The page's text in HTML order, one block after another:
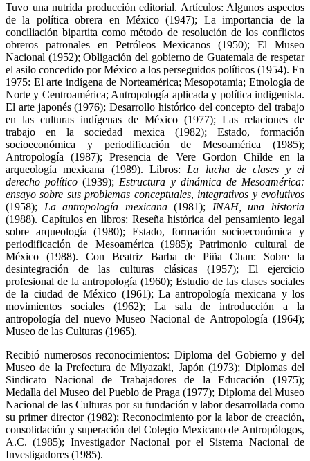
Tuvo una nutrida producción editorial. Artículos: Algunos aspectos
de la política obrera en México (1947); La importancia de la
conciliación bipartita como método de resolución de los conflictos
obreros patronales en Petróleos Mexicanos (1950); El Museo
Nacional (1952); Obligación del gobierno de Guatemala de respetar
el asilo concedido por México a los perseguidos políticos (1954). En
1975: El arte indígena de Norteamérica; Mesopotamia; Etnología de
Norte y Centroamérica; Antropología aplicada y política indigenista.
El arte japonés (1976); Desarrollo histórico del concepto del trabajo
en las culturas indígenas de México (1977); Las relaciones de
trabajo en la sociedad mexica (1982); Estado, formación
socioeconómica y periodificación de Mesoamérica (1985);
Antropología (1987); Presencia de Vere Gordon Childe en la
arqueología mexicana (1989). Libros:
La lucha de clases y el
derecho político (1939); Estructura y dinámica de Mesoamérica:
ensayo sobre sus problemas conceptuales, integrativos y evolutivos
(1958); La antropología mexicana(1981); INAH, una historia
(1988). Capítulos en libros: Reseña histórica del pensamiento legal
sobre arqueología (1980); Estado, formación socioeconómica y
periodificación de Mesoamérica (1985); Patrimonio cultural de
México (1988). Con Beatriz Barba de Piña Chan: Sobre la
desintegración de las culturas clásicas (1957); El ejercicio
profesional de la antropología (1960); Estudio de las clases sociales
de la ciudad de México (1961); La antropología mexicana y los
movimientos sociales (1962); La sala de introducción a la
antropología del nuevo Museo Nacional de Antropología (1964);
Museo de las Culturas (1965).
Recibió numerosos reconocimientos: Diploma del Gobierno y del
Museo de la Prefectura de Miyazaki, Japón (1973); Diplomas del
Sindicato Nacional de Trabajadores de la Educación (1975);
Medalla del Museo del Pueblo de Praga (1977); Diploma del Museo
Nacional de las Culturas por su fundación y labor desarrollada como
su primer director (1982); Reconocimiento por la labor de creación,
consolidación y superación del Colegio Mexicano de Antropólogos,
A.C. (1985); Investigador Nacional por el Sistema Nacional de
Investigadores (1985).